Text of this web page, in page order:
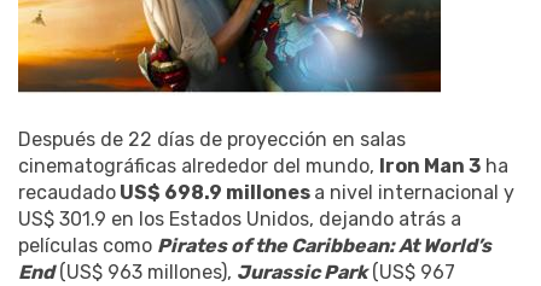
Después de 22 días de proyección en salas
cinematográficas alrededor del mundo, Iron Man 3 ha
recaudado US$ 698.9 millones a nivel internacional y
US$ 301.9 en los Estados Unidos, dejando atrás a
películas como Pirates of the Caribbean: At World’s
End(US$ 963 millones), Jurassic Park(US$ 967